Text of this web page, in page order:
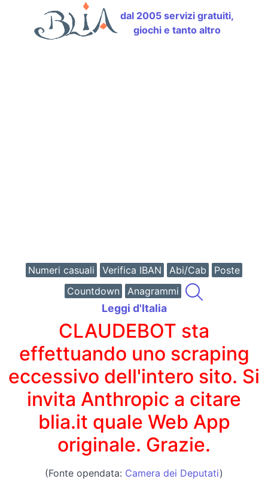
dal 2005 servizi gratuiti,
giochi e tanto altro
Numeri casuali Verifica IBAN Abi/Cab
Poste
Countdown
Anagrammi
Leggi d'Italia
CLAUDEBOT sta
effettuando uno scraping
eccessivo dell'intero sito. Si
invita Anthropic a citare
blia.it quale Web App
originale. Grazie.
(Fonte opendata: Camera dei Deputati)